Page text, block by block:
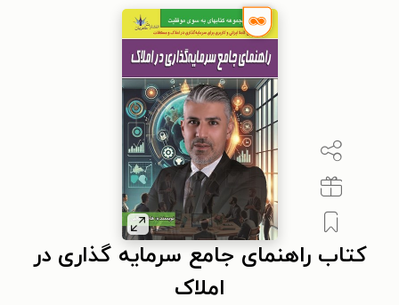
کتاب راهنمای جامع سرمایه گذاری در
املاک